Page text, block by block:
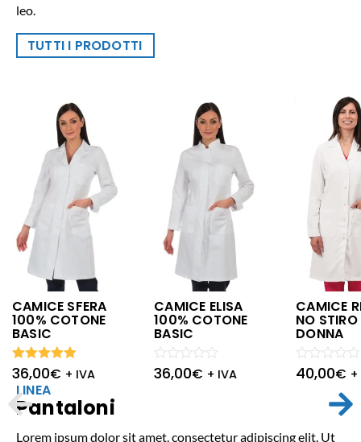
leo.
TUTTI I PRODOTTI
CAMICE SFERA
100% COTONE
BASIC
36,00€ + IVA
Valutato
5.00 su 5
CAMICE ELISA
100% COTONE
BASIC
36,00€ + IVA
Valutato
0
CAMICE
NO STIRO
DONNA
40,00€ +
Valutato
0
LINEA
Pantaloni
Lorem ipsum dolor sit amet, consectetur adipiscing elit. Ut